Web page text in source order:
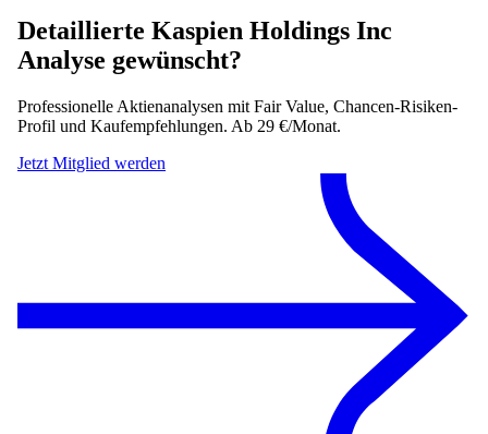
Detaillierte Kaspien Holdings Inc
Analyse gewünscht?
Professionelle Aktienanalysen mit Fair Value, Chancen-Risiken-
Profil und Kaufempfehlungen. Ab 29 €/Monat.
Jetzt Mitglied werden